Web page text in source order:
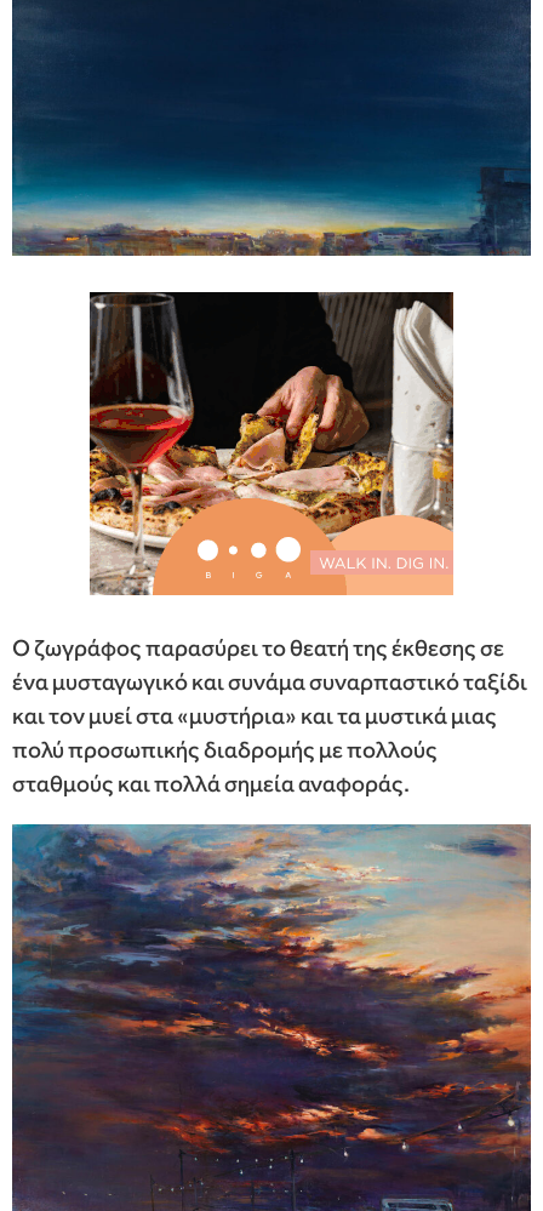
Ο ζωγράφος παρασύρει το θεατή της έκθεσης σε
ένα μυσταγωγικό και συνάμα συναρπαστικό ταξίδι
και τον μυεί στα «μυστήρια» και τα μυστικά μιας
πολύ προσωπικής διαδρομής με πολλούς
σταθμούς και πολλά σημεία αναφοράς.